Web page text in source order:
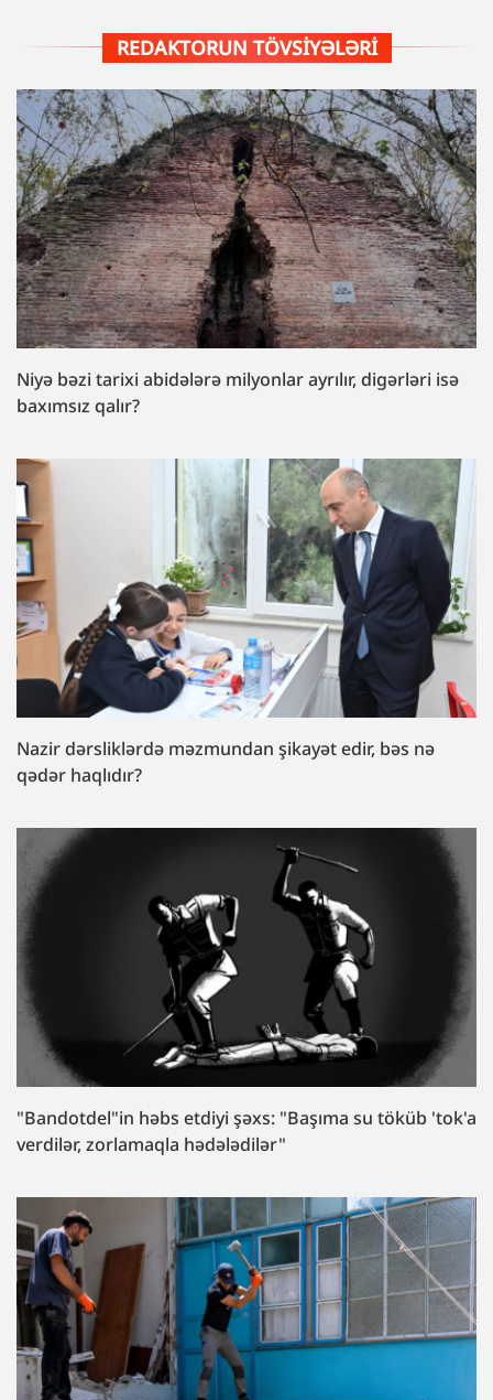
REDAKTORUN TÖVSIYƏLƏRI
Niyə bəzi tarixi abidələrə milyonlar ayrılır, digərləri isə
baxımsız qalır?
Nazir dərsliklərdə məzmundan şikayət edir, bəs nə
qədər haqlıdır?
"Bandotdel"in həbs etdiyi şəxs: "Başıma su töküb 'tok'a
verdilər, zorlamaqla hədələdilər"